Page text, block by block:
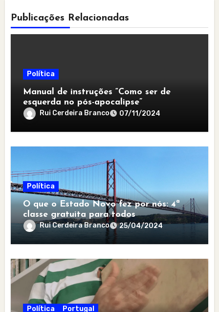
Publicações Relacionadas
Política
Manual de instruções “Como ser de
esquerda no pós-apocalipse”
Rui Cerdeira Branco 07/11/2024
Política
O que o Estado Novo fez por nós: 4ª
classe gratuita para todos
Rui Cerdeira Branco 25/04/2024
Política Portugal